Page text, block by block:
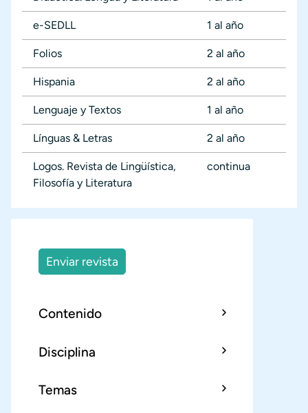
e-SEDLL 1 al año
Folios 2 al año
Hispania 2 al año
Lenguaje y Textos 1 al año
Línguas & Letras 2 al año
Logos. Revista de Lingüística,
Filosofía y Literatura
continua
Enviar revista
Contenido
Disciplina
Temas